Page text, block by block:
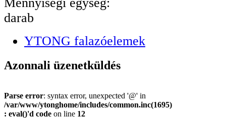
darab
YTONG falazóelemek
Azonnali üzenetküldés
Parse error: syntax error, unexpected '@' in
/var/www/ytonghome/includes/common.inc(1695)
: eval()'d code on line 12